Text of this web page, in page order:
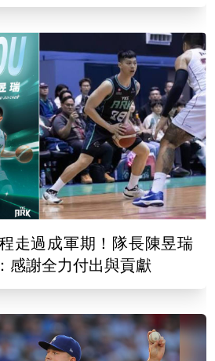
走過成軍期！隊長陳昱瑞
謝全力付出與貢獻